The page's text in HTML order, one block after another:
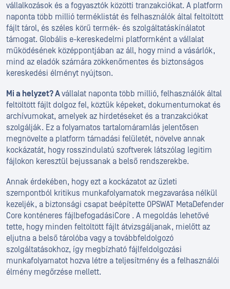
vállalkozások és a fogyasztók közötti tranzakciókat. A platform
naponta több millió terméklistát és felhasználók által feltöltött
fájlt tárol, és széles körű termék- és szolgáltatáskínálatot
támogat. Globális e-kereskedelmi platformként a vállalat
működésének középpontjában az áll, hogy mind a vásárlók,
mind az eladók számára zökkenőmentes és biztonságos
kereskedési élményt nyújtson.
Mi a helyzet? Avállalat naponta több millió, felhasználók által
feltöltött fájlt dolgoz fel, köztük képeket, dokumentumokat és
archívumokat, amelyek az hirdetéseket és a tranzakciókat
szolgálják. Ez a folyamatos tartalomáramlás jelentősen
megnövelte a platform támadási felületét, növelve annak
kockázatát, hogy rosszindulatú szoftverek látszólag legitim
fájlokon keresztül bejussanak a belső rendszerekbe.
Annak érdekében, hogy ezt a kockázatot az üzleti
szempontból kritikus munkafolyamatok megzavarása nélkül
kezeljék, a biztonsági csapat beépítette OPSWAT MetaDefender
Core konténeres fájlbefogadásiCore . A megoldás lehetővé
tette, hogy minden feltöltött fájlt átvizsgáljanak, mielőtt az
eljutna a belső tárolóba vagy a továbbfeldolgozó
szolgáltatásokhoz, így megbízható fájlfeldolgozási
munkafolyamatot hozva létre a teljesítmény és a felhasználói
élmény megőrzése mellett.